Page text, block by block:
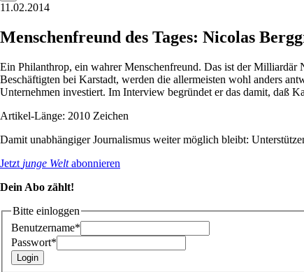
11.02.2014
Menschenfreund des Tages: Nicolas
Ein Philanthrop, ein wahrer Menschenfreund. Das ist der Milliardär
Beschäftigten bei Karstadt, werden die allermeisten wohl anders
Unternehmen investiert. Im Interview begründet er das damit, daß
Artikel-Länge: 2010 Zeichen
Damit unabhängiger Journalismus weiter möglich bleibt:
Jetzt junge Weltabonnieren
Dein Abo zählt!
Bitte einloggen
Benutzername*
Passwort*